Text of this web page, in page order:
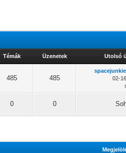
Témák Üzenetek Utolsó
485 485
02-
0 0